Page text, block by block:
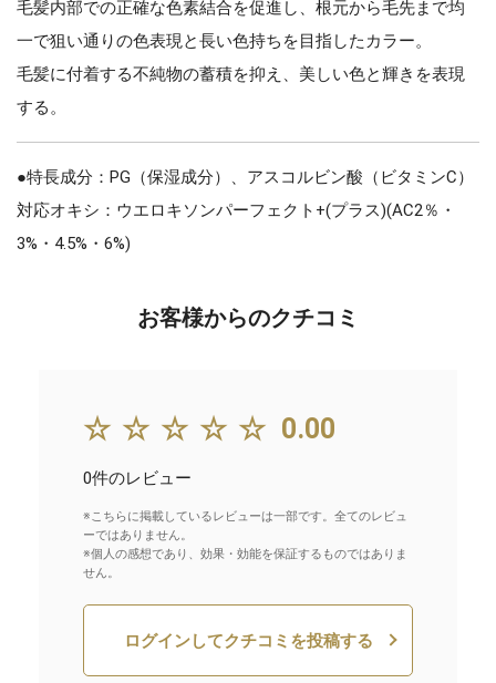
毛髪内部での正確な色素結合を促進し、根元から毛先まで均
一で狙い通りの色表現と長い色持ちを目指したカラー。
毛髪に付着する不純物の蓄積を抑え、美しい色と輝きを表現
する。
●特長成分：PG（保湿成分）、アスコルビン酸（ビタミンC）
対応オキシ：ウエロキソンパーフェクト+(プラス)(AC2％・
3%・4.5%・6%)
お客様からのクチコミ
☆☆☆☆☆ 0.00
0件のレビュー
※こちらに掲載しているレビューは一部です。全てのレビュ
ーではありません。
※個人の感想であり、効果・効能を保証するものではありま
せん。
ログインしてクチコミを投稿する